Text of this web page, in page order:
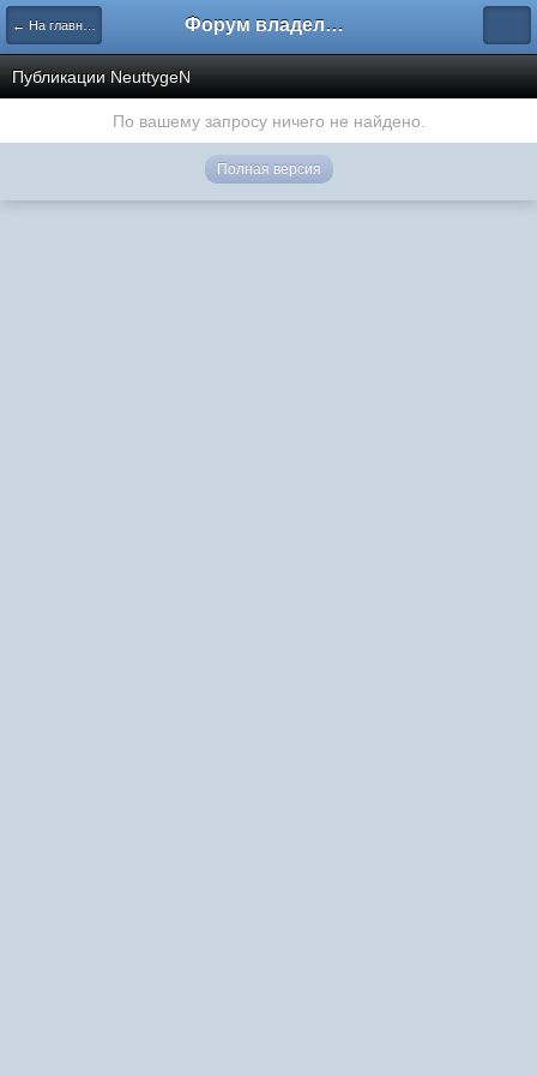
← На главную Форум владельцев интернет-магазинов
Публикации NeuttygeN
По вашему запросу ничего не найдено.
Полная версия